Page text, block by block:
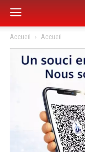
Accueil Accueil